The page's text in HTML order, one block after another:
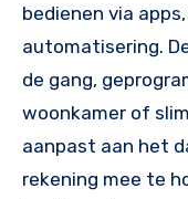
bedienen via
automatisering.
de gang,
woonkamer of
aanpast aan het
rekening mee te